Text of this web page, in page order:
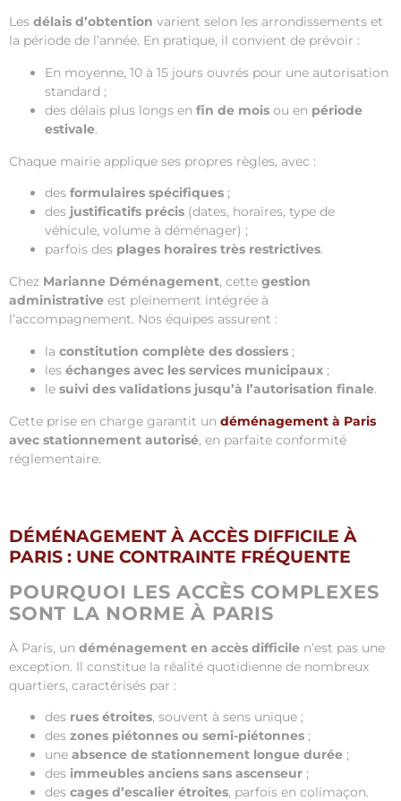
Les délais d’obtention varient selon les arrondissements et
la période de l’année. En pratique, il convient de prévoir :
En moyenne, 10 à 15 jours ouvrés pour une autorisation
standard ;
des délais plus longs en fin de mois ou en période
estivale.
Chaque mairie applique ses propres règles, avec :
des formulaires spécifiques ;
des justificatifs précis (dates, horaires, type de
véhicule, volume à déménager) ;
parfois des plages horaires très restrictives.
Chez Marianne Déménagement, cette gestion
administrative est pleinement intégrée à
l’accompagnement. Nos équipes assurent :
la constitution complète des dossiers ;
les échanges avec les services municipaux ;
le suivi des validations jusqu’à l’autorisation finale.
Cette prise en charge garantit un déménagement à Paris
avec stationnement autorisé, en parfaite conformité
réglementaire.
DÉMÉNAGEMENT À ACCÈS DIFFICILE À
PARIS : UNE CONTRAINTE FRÉQUENTE
POURQUOI LES ACCÈS COMPLEXES
SONT LA NORME À PARIS
À Paris, un déménagement en accès difficile n’est pas une
exception. Il constitue la réalité quotidienne de nombreux
quartiers, caractérisés par :
des rues étroites, souvent à sens unique ;
des zones piétonnes ou semi-piétonnes ;
une absence de stationnement longue durée ;
des immeubles anciens sans ascenseur ;
des cages d’escalier étroites, parfois en colimaçon.